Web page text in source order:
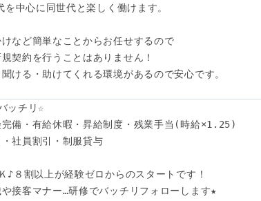
を中心に同世代と楽しく働けます。
など簡単なことからお任せするので
契約を行うことはありません！
ける・助けてくれる環境があるので安心です。
ッチリ☆
備・有給休暇・昇給制度・残業手当(時給×1.25)
社員割引・制服貸与
♪８割以上が経験ゼロからのスタートです！
接客マナー…研修でバッチリフォローします★